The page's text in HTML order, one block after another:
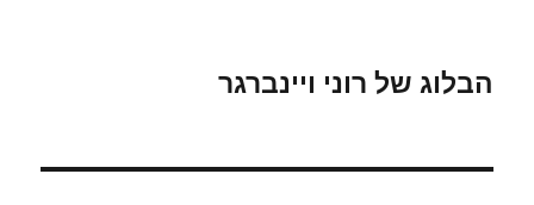
הבלוג של רוני ויינברגר